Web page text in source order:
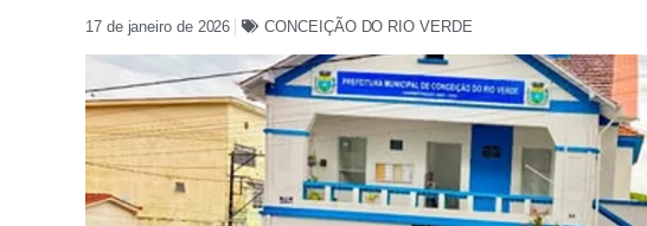
17 de janeiro de 2026 CONCEIÇÃO DO RIO VERDE